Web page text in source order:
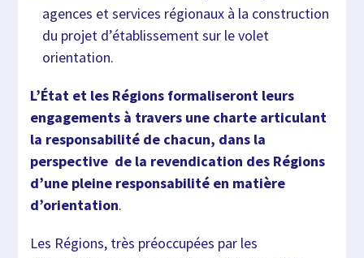
agences et services régionaux à la construction
du projet d’établissement sur le volet
orientation.
L’État et les Régions formaliseront leurs
engagements à travers une charte articulant
la responsabilité de chacun, dans la
perspective de la revendication des Régions
d’une pleine responsabilité en matière
d’orientation.
Les Régions, très préoccupées par les